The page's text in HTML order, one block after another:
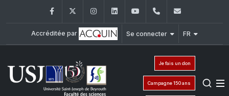
FacebookTwitter InstagramLinkedInYouTube+961 (1) 421 368
Accréditée par Se connecter FR
Je fais un don
Campagne 150 ans